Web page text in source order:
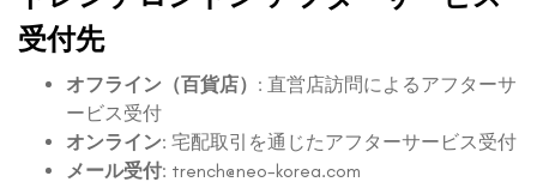
受付先
オフライン（百貨店） : 直営店訪問によるアフターサ
ービス受付
オンライン: 宅配取引を通じたアフターサービス受付
メール受付: trench@neo-korea.com